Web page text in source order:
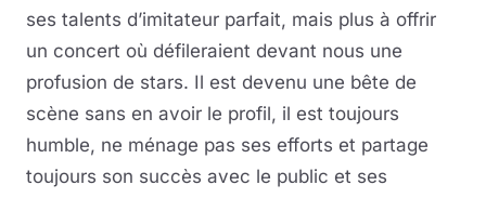
ses talents d’imitateur parfait, mais plus à offrir
un concert où défileraient devant nous une
profusion de stars. Il est devenu une bête de
scène sans en avoir le profil, il est toujours
humble, ne ménage pas ses efforts et partage
toujours son succès avec le public et ses